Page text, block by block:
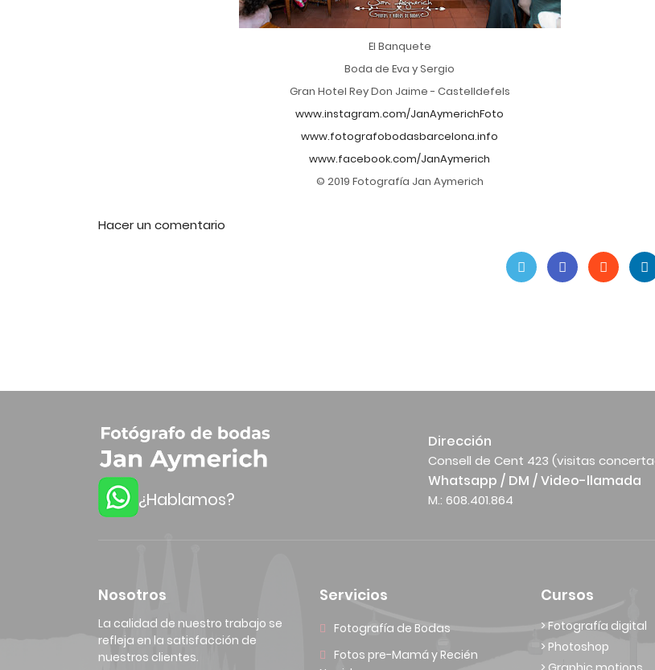
El Banquete
Boda de Eva y Sergio
Gran Hotel Rey Don Jaime - Castelldefels
www.instagram.com/JanAymerichFoto
www.fotografobodasbarcelona.info
www.facebook.com/JanAymerich
© 2019 Fotografía Jan Aymerich
Hacer un comentario
¿Hablamos?
Dirección
Consell de Cent 423 (visitas
Whatsapp / DM / Video-llamada
M.: 608.401.864
Nosotros
La calidad de nuestro trabajo se
refleja en la satisfacción de
nuestros clientes.
Servicios
Fotografía de Bodas
Fotos pre-Mamá y Recién
Cursos
> Fotografía digital
> Photoshop